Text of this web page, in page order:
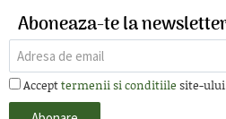
Aboneaza-te la
Accepttermenii si conditiile site-